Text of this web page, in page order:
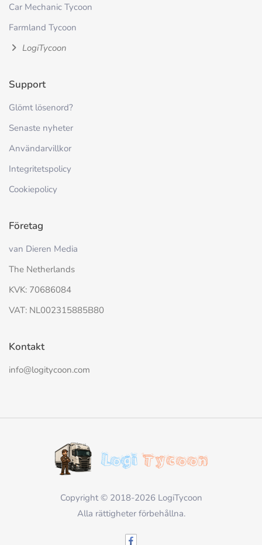
Car Mechanic Tycoon
Farmland Tycoon
LogiTycoon
Support
Glömt lösenord?
Senaste nyheter
Användarvillkor
Integritetspolicy
Cookiepolicy
Företag
van Dieren Media
The Netherlands
KVK: 70686084
VAT: NL002315885B80
Kontakt
info@logitycoon.com
Copyright © 2018-2026 LogiTycoon
Alla rättigheter förbehållna.